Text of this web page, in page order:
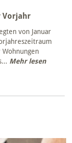
Vorjahr
von Januar
Mehr lesen